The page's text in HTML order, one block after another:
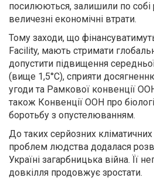
посилюються, залишили по собі
величезні економічні втрати.
Тому заходи, що
Facility, мають стримати
допустити підвищення
(вище 1,5°C), сприяти
угоди та Рамкової конвенції
також Конвенції ООН про
боротьбу з опустелюванням.
До таких серйозних
проблем людства додалася
Україні загарбницька війна. Її
довкілля продовжує зростати.